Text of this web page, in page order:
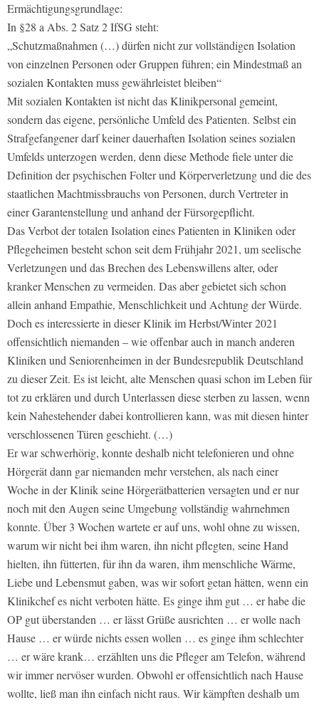
Ermächtigungsgrundlage:
In §28 a Abs. 2 Satz 2 IfSG steht:
„Schutzmaßnahmen (…) dürfen nicht zur vollständigen Isolation
von einzelnen Personen oder Gruppen führen; ein Mindestmaß an
sozialen Kontakten muss gewährleistet bleiben“
Mit sozialen Kontakten ist nicht das Klinikpersonal gemeint,
sondern das eigene, persönliche Umfeld des Patienten. Selbst ein
Strafgefangener darf keiner dauerhaften Isolation seines sozialen
Umfelds unterzogen werden, denn diese Methode fiele unter die
Definition der psychischen Folter und Körperverletzung und die des
staatlichen Machtmissbrauchs von Personen, durch Vertreter in
einer Garantenstellung und anhand der Fürsorgepflicht.
Das Verbot der totalen Isolation eines Patienten in Kliniken oder
Pflegeheimen besteht schon seit dem Frühjahr 2021, um seelische
Verletzungen und das Brechen des Lebenswillens alter, oder
kranker Menschen zu vermeiden. Das aber gebietet sich schon
allein anhand Empathie, Menschlichkeit und Achtung der Würde.
Doch es interessierte in dieser Klinik im Herbst/Winter 2021
offensichtlich niemanden – wie offenbar auch in manch anderen
Kliniken und Seniorenheimen in der Bundesrepublik Deutschland
zu dieser Zeit. Es ist leicht, alte Menschen quasi schon im Leben für
tot zu erklären und durch Unterlassen diese sterben zu lassen, wenn
kein Nahestehender dabei kontrollieren kann, was mit diesen hinter
verschlossenen Türen geschieht. (…)
Er war schwerhörig, konnte deshalb nicht telefonieren und ohne
Hörgerät dann gar niemanden mehr verstehen, als nach einer
Woche in der Klinik seine Hörgerätbatterien versagten und er nur
noch mit den Augen seine Umgebung vollständig wahrnehmen
konnte. Über 3 Wochen wartete er auf uns, wohl ohne zu wissen,
warum wir nicht bei ihm waren, ihn nicht pflegten, seine Hand
hielten, ihn fütterten, für ihn da waren, ihm menschliche Wärme,
Liebe und Lebensmut gaben, was wir sofort getan hätten, wenn ein
Klinikchef es nicht verboten hätte. Es ginge ihm gut … er habe die
OP gut überstanden … er lässt Grüße ausrichten … er wolle nach
Hause … er würde nichts essen wollen … es ginge ihm schlechter
… er wäre krank… erzählten uns die Pfleger am Telefon, während
wir immer nervöser wurden. Obwohl er offensichtlich nach Hause
wollte, ließ man ihn einfach nicht raus. Wir kämpften deshalb um